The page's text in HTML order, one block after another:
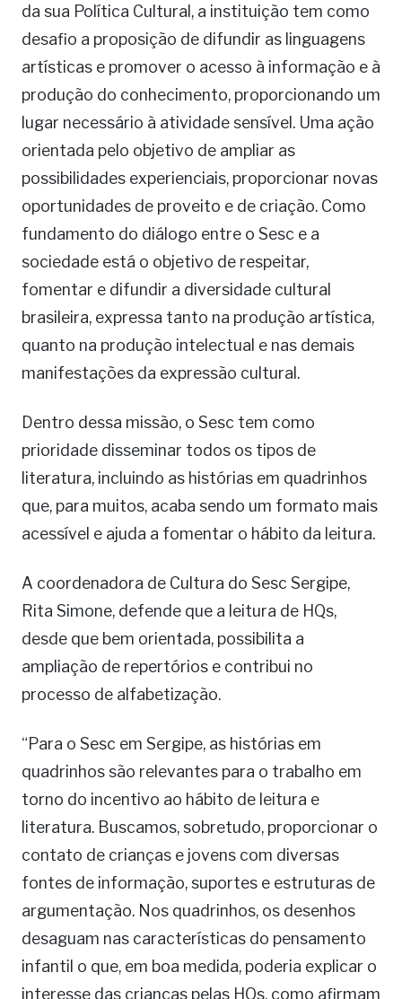
da sua Política Cultural, a instituição tem como
desafio a proposição de difundir as linguagens
artísticas e promover o acesso à informação e à
produção do conhecimento, proporcionando um
lugar necessário à atividade sensível. Uma ação
orientada pelo objetivo de ampliar as
possibilidades experienciais, proporcionar novas
oportunidades de proveito e de criação. Como
fundamento do diálogo entre o Sesc e a
sociedade está o objetivo de respeitar,
fomentar e difundir a diversidade cultural
brasileira, expressa tanto na produção artística,
quanto na produção intelectual e nas demais
manifestações da expressão cultural.
Dentro dessa missão, o Sesc tem como
prioridade disseminar todos os tipos de
literatura, incluindo as histórias em quadrinhos
que, para muitos, acaba sendo um formato mais
acessível e ajuda a fomentar o hábito da leitura.
A coordenadora de Cultura do Sesc Sergipe,
Rita Simone, defende que a leitura de HQs,
desde que bem orientada, possibilita a
ampliação de repertórios e contribui no
processo de alfabetização.
“Para o Sesc em Sergipe, as histórias em
quadrinhos são relevantes para o trabalho em
torno do incentivo ao hábito de leitura e
literatura. Buscamos, sobretudo, proporcionar o
contato de crianças e jovens com diversas
fontes de informação, suportes e estruturas de
argumentação. Nos quadrinhos, os desenhos
desaguam nas características do pensamento
infantil o que, em boa medida, poderia explicar o
interesse das crianças pelas HQs, como afirmam